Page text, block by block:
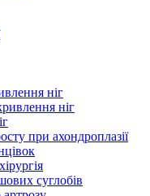
ніг
ніг
при ахондроплазії
суглобів